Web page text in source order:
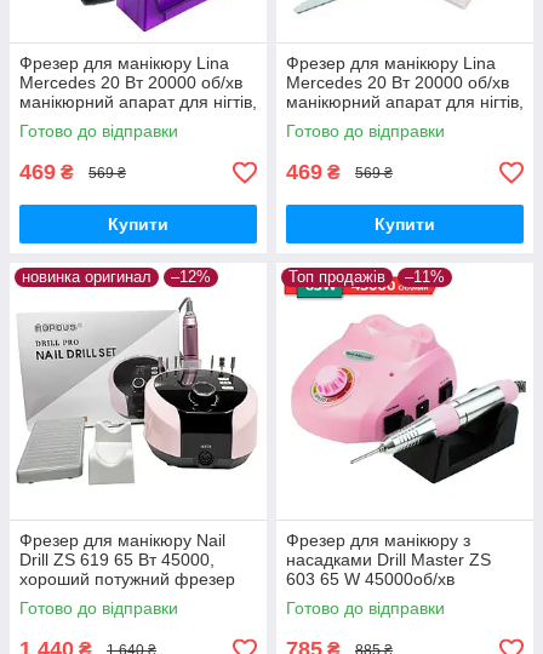
Фрезер для манікюру Lina
Mercedes 20 Вт 20000 об/хв
манікюрний апарат для нігтів,
машинка для лаку Ліна
Готово до відправки
469 ₴ 569 ₴
Купити
Фрезер для манікюру Lina
Mercedes 20 Вт 20000 об/хв
манікюрний апарат для нігтів,
машинка для лаку Ліна
Готово до відправки
469 ₴ 569 ₴
Купити
новинка оригинал –12%
Фрезер для манікюру Nail
Drill ZS 619 65 Вт 45000,
хороший потужний фрезер
апарат машинка для
манікюру
Готово до відправки
1 640 ₴
Топ продажів –11%
Фрезер для манікюру з
насадками Drill Master ZS
603 65 W 45000об/хв
машинка для нігтів
шліфування лаку фрези
Готово до відправки
885 ₴